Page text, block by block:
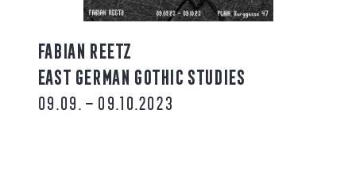
FABIAN REETZ
EAST GERMAN GOTHIC STUDIES
09.09. – 09.10.2023